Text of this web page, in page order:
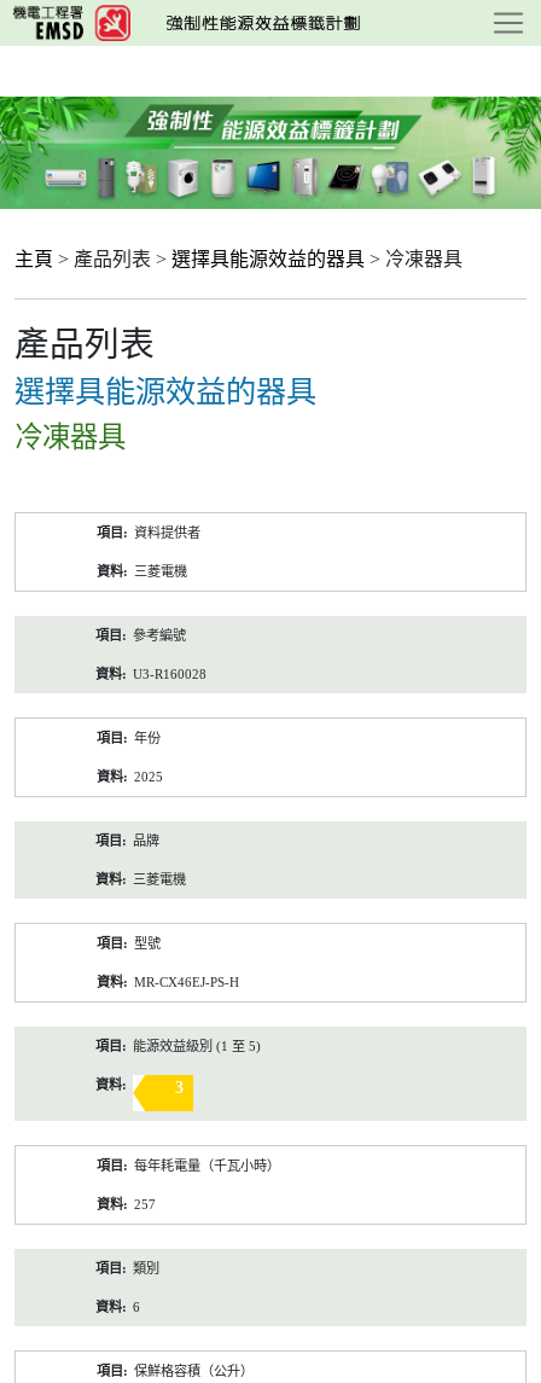
跳
至
要
內
容
主頁 > 產品列表 > 選擇具能源效益的器具 > 冷凍器具
產品列表
選擇具能源效益的器具
冷凍器具
資料提供者
三菱電機
參考編號
U3-R160028
年份
2025
品牌
三菱電機
型號
MR-CX46EJ-PS-H
能源效益級別 (1 至 5)
3
每年耗電量（千瓦小時）
257
類別
6
保鮮格容積（公升）